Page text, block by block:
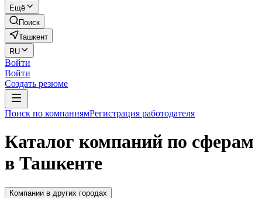
Ещё
Поиск
Ташкент
RU
Войти
Войти
Создать резюме
Поиск по компаниямРегистрация работодателя
Каталог компаний по сферам
в Ташкенте
Компании в других городах